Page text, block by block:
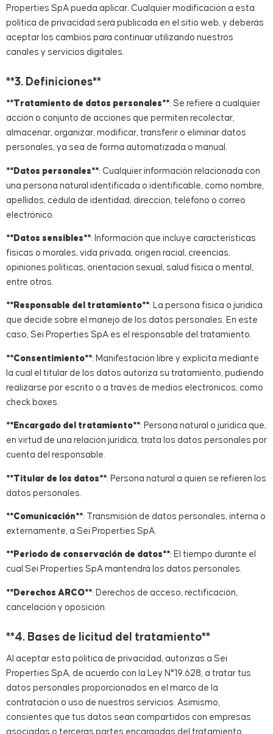
Properties SpA pueda aplicar. Cualquier modificación a esta
política de privacidad será publicada en el sitio web, y deberás
aceptar los cambios para continuar utilizando nuestros
canales y servicios digitales.
**3. Definiciones**
**Tratamiento de datos personales**: Se refiere a cualquier
acción o conjunto de acciones que permiten recolectar,
almacenar, organizar, modificar, transferir o eliminar datos
personales, ya sea de forma automatizada o manual.
**Datos personales**: Cualquier información relacionada con
una persona natural identificada o identificable, como nombre,
apellidos, cédula de identidad, dirección, teléfono o correo
electrónico.
**Datos sensibles**: Información que incluye características
físicas o morales, vida privada, origen racial, creencias,
opiniones políticas, orientación sexual, salud física o mental,
entre otros.
**Responsable del tratamiento**: La persona física o jurídica
que decide sobre el manejo de los datos personales. En este
caso, Sei Properties SpA es el responsable del tratamiento.
**Consentimiento**: Manifestación libre y explícita mediante
la cual el titular de los datos autoriza su tratamiento, pudiendo
realizarse por escrito o a través de medios electrónicos, como
check boxes.
**Encargado del tratamiento**: Persona natural o jurídica que,
en virtud de una relación jurídica, trata los datos personales por
cuenta del responsable.
**Titular de los datos**: Persona natural a quien se refieren los
datos personales.
**Comunicación**: Transmisión de datos personales, interna o
externamente, a Sei Properties SpA.
**Periodo de conservación de datos**: El tiempo durante el
cual Sei Properties SpA mantendrá los datos personales.
**Derechos ARCO**: Derechos de acceso, rectificación,
cancelación y oposición.
**4. Bases de licitud del tratamiento**
Al aceptar esta política de privacidad, autorizas a Sei
Properties SpA, de acuerdo con la Ley N°19.628, a tratar tus
datos personales proporcionados en el marco de la
contratación o uso de nuestros servicios. Asimismo,
consientes que tus datos sean compartidos con empresas
asociadas o terceras partes encargadas del tratamiento,